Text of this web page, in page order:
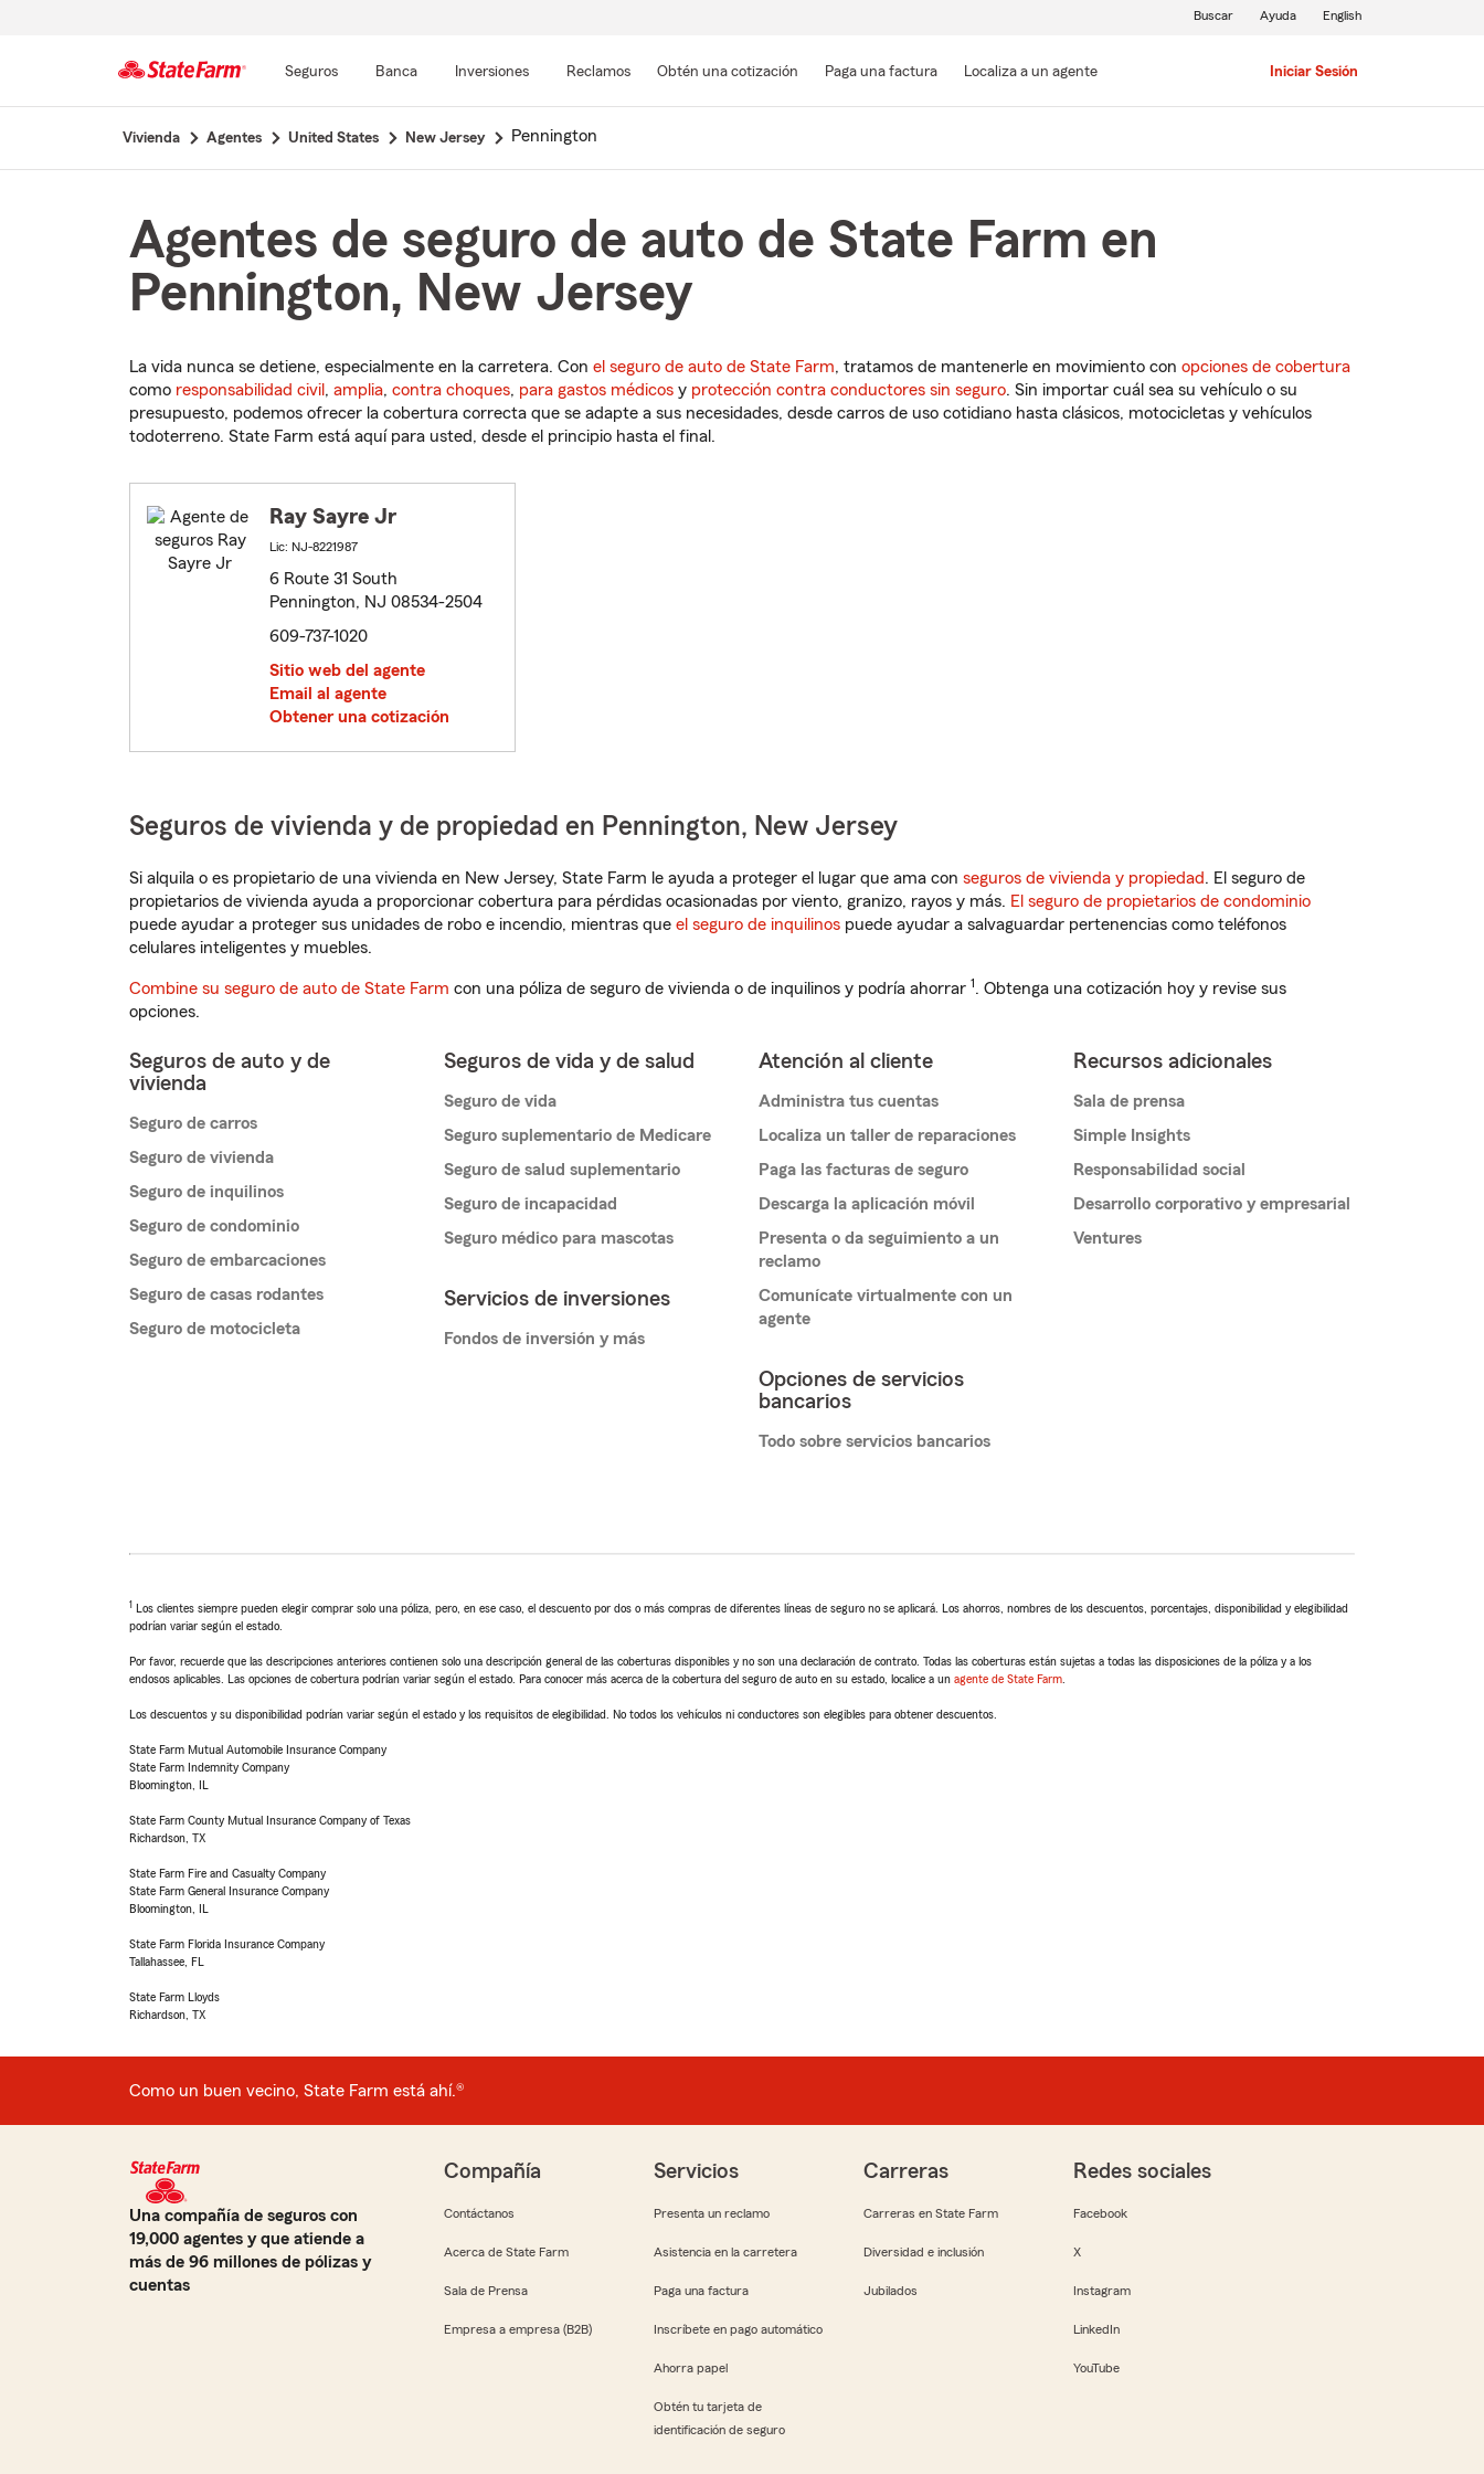
contenido
Seguros Banca Inversiones Reclamos Obtén una cotización Paga una factura Localiza a un agente Iniciar Sesión
Buscar Ayuda English
Vivienda Agentes United States New Jersey Pennington
Agentes de seguro de auto de State Farm en
Pennington, New Jersey
La vida nunca se detiene, especialmente en la carretera. Con el seguro de auto de State Farm, tratamos de mantenerle en movimiento con opciones de cobertura
como responsabilidad civil , amplia, contra choques, para gastos médicos y protección contra conductores sin seguro. Sin importar cuál sea su vehículo o su
presupuesto, podemos ofrecer la cobertura correcta que se adapte a sus necesidades, desde carros de uso cotidiano hasta clásicos, motocicletas y vehículos
todoterreno. State Farm está aquí para usted, desde el principio hasta el final.
Ray Sayre Jr
Lic: NJ-8221987
6 Route 31 South
Pennington, NJ 08534-2504
609-737-1020
Sitio web del agente
Email al agente
Obtener una cotización
Seguros de vivienda y de propiedad en Pennington, New Jersey
Si alquila o es propietario de una vivienda en New Jersey, State Farm le ayuda a proteger el lugar que ama con seguros de vivienda y propiedad. El seguro de
propietarios de vivienda ayuda a proporcionar cobertura para pérdidas ocasionadas por viento, granizo, rayos y más. El seguro de propietarios de condominio
puede ayudar a proteger sus unidades de robo e incendio, mientras que el seguro de inquilinos puede ayudar a salvaguardar pertenencias como teléfonos
celulares inteligentes y muebles.
Combine su seguro de auto de State Farm con una póliza de seguro de vivienda o de inquilinos y podría ahorrar 1. Obtenga una cotización hoy y revise sus
opciones.
Seguros de auto y de
vivienda
Seguro de carros
Seguro de vivienda
Seguro de inquilinos
Seguro de condominio
Seguro de embarcaciones
Seguro de casas rodantes
Seguro de motocicleta
Seguros de vida y de salud
Seguro de vida
Seguro suplementario de Medicare
Seguro de salud suplementario
Seguro de incapacidad
Seguro médico para mascotas
Servicios de inversiones
Fondos de inversión y más
Atención al cliente
Administra tus cuentas
Localiza un taller de reparaciones
Paga las facturas de seguro
Descarga la aplicación móvil
Presenta o da seguimiento a un
reclamo
Comunícate virtualmente con un
agente
Opciones de servicios
bancarios
Todo sobre servicios bancarios
Recursos adicionales
Sala de prensa
Simple Insights
Responsabilidad social
Desarrollo corporativo y empresarial
Ventures
1 Los clientes siempre pueden elegir comprar solo una póliza, pero, en ese caso, el descuento por dos o más compras de diferentes líneas de seguro no se aplicará. Los ahorros, nombres de los descuentos, porcentajes, disponibilidad y elegibilidad
podrían variar según el estado.
Por favor, recuerde que las descripciones anteriores contienen solo una descripción general de las coberturas disponibles y no son una declaración de contrato. Todas las coberturas están sujetas a todas las disposiciones de la póliza y a los
endosos aplicables. Las opciones de cobertura podrían variar según el estado. Para conocer más acerca de la cobertura del seguro de auto en su estado, localice a un agente de State Farm
Los descuentos y su disponibilidad podrían variar según el estado y los requisitos de elegibilidad. No todos los vehículos ni conductores son elegibles para obtener descuentos.
State Farm Mutual Automobile Insurance Company
State Farm Indemnity Company
Bloomington, IL
State Farm County Mutual Insurance Company of Texas
Richardson, TX
State Farm Fire and Casualty Company
State Farm General Insurance Company
Bloomington, IL
State Farm Florida Insurance Company
Tallahassee, FL
State Farm Lloyds
Richardson, TX
Como un buen vecino, State Farm está ahí.®
Una compañía de seguros con
19,000 agentes y que atiende a
más de 96 millones de pólizas y
cuentas
Compañía
Contáctanos
Acerca de State Farm
Sala de Prensa
Empresa a empresa (B2B)
Servicios
Presenta un reclamo
Asistencia en la carretera
Paga una factura
Inscríbete en pago automático
Ahorra papel
Obtén tu tarjeta de
identificación de seguro
Carreras
Carreras en State Farm
Diversidad e inclusión
Jubilados
Redes sociales
Facebook
X
Instagram
LinkedIn
YouTube